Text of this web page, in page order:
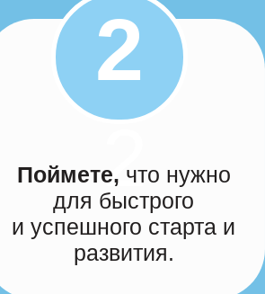
2
Поймете, что нужно
для быстрого
и успешного старта и
развития.
2